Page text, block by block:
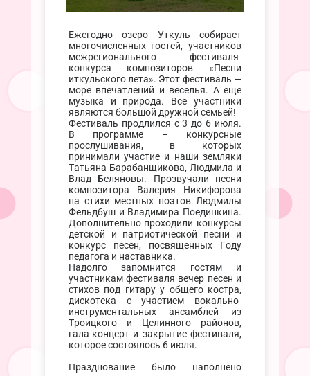
Ежегодно озеро Уткуль собирает
многочисленных гостей, участников
межрегионального фестиваля-
конкурса композиторов «Песни
иткульского лета». Этот фестиваль —
море впечатлений и веселья. А еще
музыка и природа. Все участники
являются большой дружной семьей!
Фестиваль продлился с 3 до 6 июля.
В программе – конкурсные
прослушивания, в которых
принимали участие и наши земляки
Татьяна Барабанщикова, Людмила и
Влад Беляновы. Прозвучали песни
композитора Валерия Никифорова
на стихи местных поэтов Людмилы
Фельдбуш и Владимира Поединкина.
Дополнительно проходили конкурсы
детской и патриотической песни и
конкурс песен, посвященных Году
педагога и наставника.
Надолго запомнится гостям и
участникам фестиваля вечер песен и
стихов под гитару у общего костра,
дискотека с участием вокально-
инструментальных ансамблей из
Троицкого и Целинного районов,
гала-концерт и закрытие фестиваля,
которое состоялось 6 июля.
Празднование было наполнено